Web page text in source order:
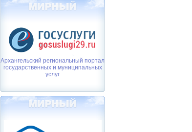
Архангельский региональный портал
государственных и муниципальных
услуг